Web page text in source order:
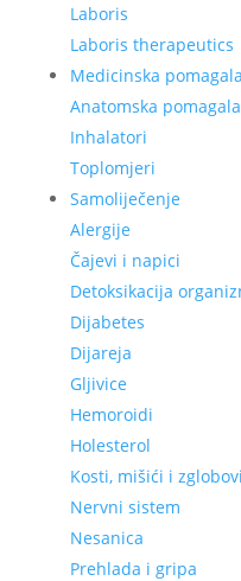
Laboris
Laboris therapeutics
Medicinska pomagala
Anatomska pomagala
Inhalatori
Toplomjeri
Samoliječenje
Alergije
Čajevi i napici
Detoksikacija
Dijabetes
Dijareja
Gljivice
Hemoroidi
Holesterol
Kosti, mišići i zglobovi
Nervni sistem
Nesanica
Prehlada i gripa